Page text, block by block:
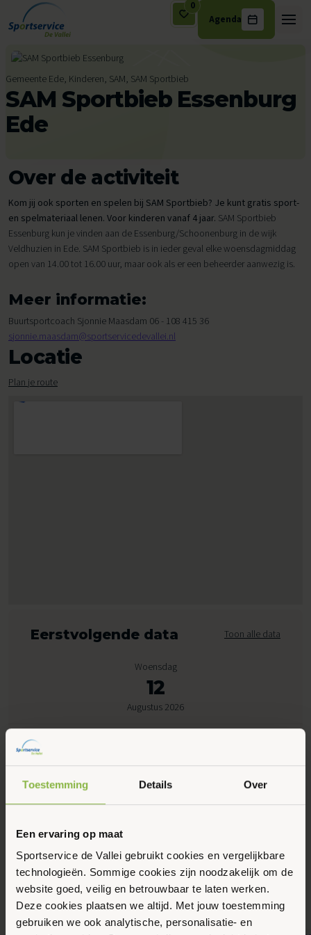
Toestemming Details Over
Een ervaring op maat
Sportservice de Vallei gebruikt cookies en vergelijkbare
technologieën. Sommige cookies zijn noodzakelijk om de
website goed, veilig en betrouwbaar te laten werken.
Deze cookies plaatsen we altijd. Met jouw toestemming
gebruiken we ook analytische, personalisatie- en
Ga naar de inhoud
0
Agenda
Gemeente Ede, Kinderen, SAM, SAM Sportbieb
SAM Sportbieb Essenburg
Ede
Over de activiteit
Kom jij ook sporten en spelen bij SAM Sportbieb? Je kunt gratis sport-
en spelmateriaal lenen. Voor kinderen vanaf 4 jaar. SAM Sportbieb
Essenburg kun je vinden aan de Essenburg/Schoonenburg in de wijk
Veldhuzien in Ede. SAM Sportbieb is in ieder geval elke woensdagmiddag
open van 14.00 tot 16.00 uur, maar ook als er een beheerder aanwezig is.
Meer informatie:
Buurtsportcoach Sjonnie Maasdam 06 - 108 415 36
sjonnie.maasdam@sportservicedevallei.nl
Locatie
Plan je route
Eerstvolgende data Toon alle data
Woensdag
12
Augustus 2026
Schoonenburg, Ede
Gratis
Maak favoriet
Gerelateerde activiteiten